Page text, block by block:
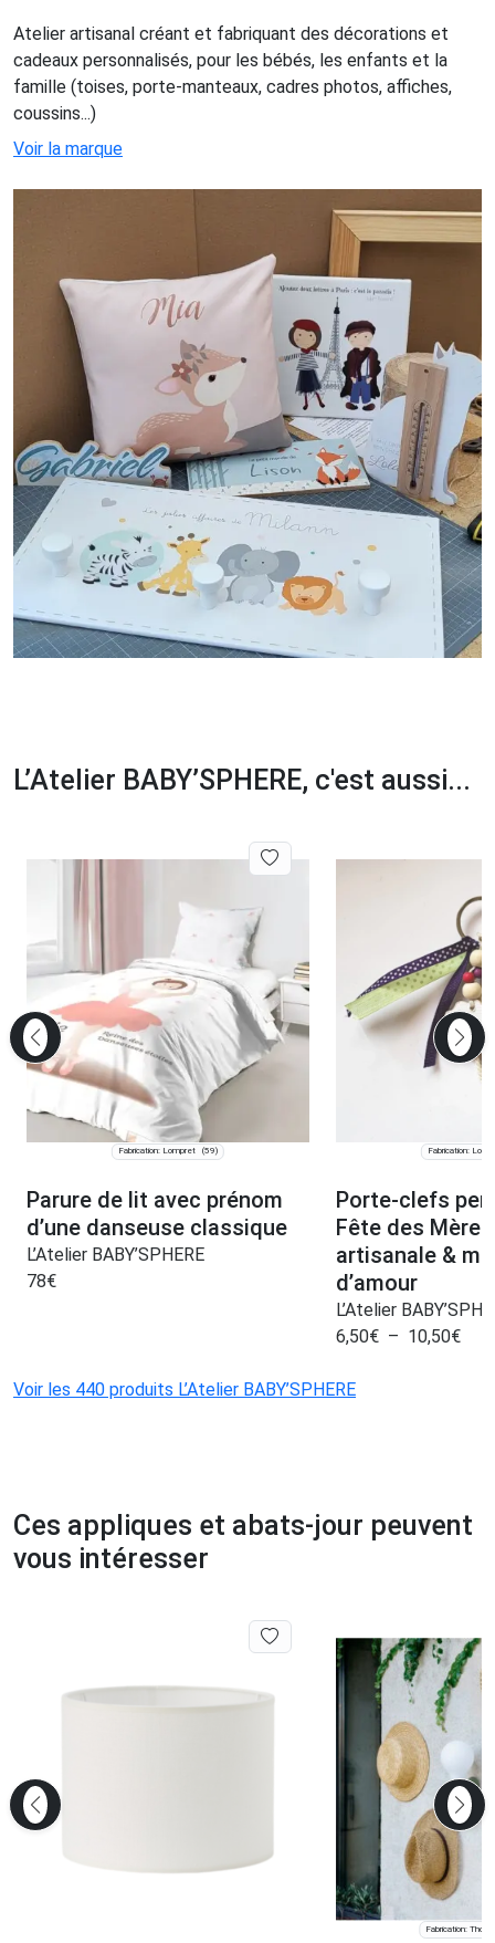
Atelier artisanal créant et fabriquant des décorations et
cadeaux personnalisés, pour les bébés, les enfants et la
famille (toises, porte-manteaux, cadres photos, affiches,
coussins...)
Voir la marque
L’Atelier BABY’SPHERE, c'est aussi...
Fabrication: Lompret (59)
Parure de lit avec prénom
d’une danseuse classique
L’Atelier BABY’SPHERE
78€
Fabrication:
Porte‑clefs
Fête des
artisanale &
d’amour
L’Atelier
6,50€ – 10,50€
Voir les 440 produits L’Atelier BABY’SPHERE
Ces appliques et abats-jour peuvent
vous intéresser
Fabrication: